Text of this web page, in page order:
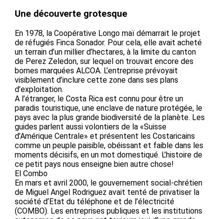
Une découverte grotesque
En 1978, la Coopérative Longo maï démarrait le projet
de réfugiés Finca Sonador. Pour cela, elle avait acheté
un terrain d’un millier d’hectares, à la limite du canton
de Perez Zeledon, sur lequel on trouvait encore des
bornes marquées ALCOA. L’entreprise prévoyait
visiblement d’inclure cette zone dans ses plans
d’exploitation.
A l’étranger, le Costa Rica est connu pour être un
paradis touristique, une enclave de nature protégée, le
pays avec la plus grande biodiversité de la planète. Les
guides parlent aussi volontiers de la «Suisse
d’Amérique Centrale» et présentent les Costaricains
comme un peuple paisible, obéissant et faible dans les
moments décisifs, en un mot domestiqué. L’histoire de
ce petit pays nous enseigne bien autre chose!
El Combo
En mars et avril 2000, le gouvernement social-chrétien
de Miguel Angel Rodriguez avait tenté de privatiser la
société d’Etat du téléphone et de l’électricité
(COMBO). Les entreprises publiques et les institutions